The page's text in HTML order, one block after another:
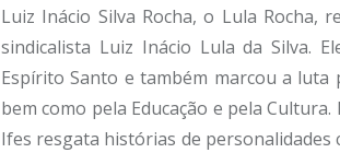
Luiz Inácio Silva Rocha, o Lula Rocha,
sindicalista Luiz Inácio Lula da Silva.
Espírito Santo e também marcou a
bem como pela Educação e pela
Ifes resgata histórias de personalidades